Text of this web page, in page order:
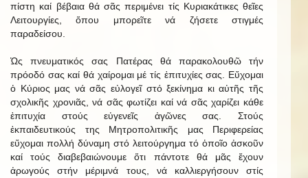
πίστη καί βέβαια θά σᾶς περιμένει τίς Κυριακάτικες θεῖες
Λειτουργίες, ὅπου μπορεῖτε νά ζήσετε στιγμές
παραδείσου.
Ὡς πνευματικός σας Πατέρας θά παρακολουθῶ τήν
πρόοδό σας καί θά χαίρομαι μέ τίς ἐπιτυχίες σας. Εὔχομαι
ὁ Κύριος μας νά σᾶς εὐλογεῖ στό ξεκίνημα κι αὐτῆς τῆς
σχολικῆς χρονιᾶς, νά σᾶς φωτίζει καί νά σᾶς χαρίζει κάθε
ἐπιτυχία στούς εὐγενεῖς ἀγῶνες σας. Στούς
ἐκπαιδευτικούς της Μητροπολιτικῆς μας Περιφερείας
εὔχομαι πολλή δύναμη στό λειτούργημα τό ὁποῖο ἀσκοῦν
καί τούς διαβεβαιώνουμε ὅτι πάντοτε θά μᾶς ἔχουν
ἀρωγούς στήν μέριμνά τους, νά καλλιεργήσουν στίς